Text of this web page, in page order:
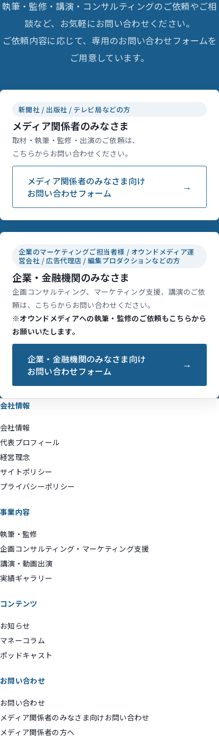
執筆・監修・講演・コンサルティングのご依頼やご相
談など、お気軽にお問い合わせください。
ご依頼内容に応じて、専用のお問い合わせフォームを
ご用意しています。
新聞社 / 出版社 / テレビ局などの方
メディア関係者のみなさま
取材・執筆・監修・出演のご依頼は、
こちらからお問い合わせください。
メディア関係者のみなさま向け
お問い合わせフォーム
企業のマーケティングご担当者様 / オウンドメディア運
営会社 / 広告代理店 / 編集プロダクションなどの方
企業・金融機関のみなさま
企画コンサルティング、マーケティング支援、講演のご依
頼は、こちらからお問い合わせください。
※オウンドメディアへの執筆・監修のご依頼もこちらから
お願いいたします。
企業・金融機関のみなさま向け
お問い合わせフォーム
会社情報
会社情報
代表プロフィール
経営理念
サイトポリシー
プライバシーポリシー
事業内容
執筆・監修
企画コンサルティング・マーケティング支援
講演・動画出演
実績ギャラリー
コンテンツ
お知らせ
マネーコラム
ポッドキャスト
お問い合わせ
お問い合わせ
メディア関係者のみなさま向けお問い合わせ
メディア関係者の方へ